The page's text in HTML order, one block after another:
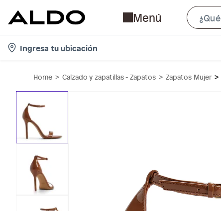
Menú
Ingresa tu ubicación
Home Calzado y zapatillas - Zapatos Zapatos Mujer